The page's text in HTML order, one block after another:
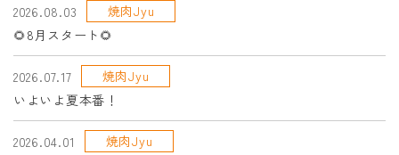
2026.08.03
焼肉Jyu
🌻8月スタート🌻
2026.07.17
焼肉Jyu
いよいよ夏本番！
2026.04.01
焼肉Jyu